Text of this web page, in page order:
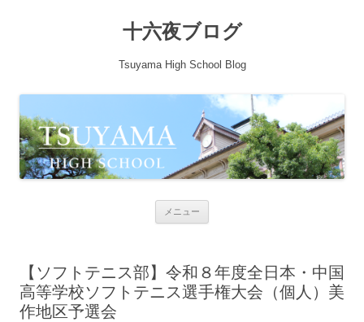
十六夜ブログ
Tsuyama High School Blog
メニュー
【ソフトテニス部】令和８年度全日本・中国
高等学校ソフトテニス選手権大会（個人）美
作地区予選会